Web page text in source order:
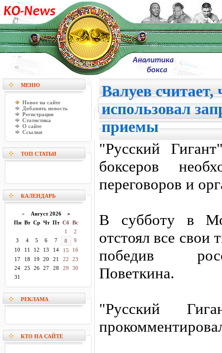
МЕНЮ
Новое на сайте
Добавить новость
Регистрация
Статистика
О сайте
Ссылки
ТОП СТАТЬИ
КАЛЕНДАРЬ
« Август 2026 »
Пн Вт Ср Чт Пт Сб Вс
1
2
3
4 5 6 7 8
9
10
11 12 13 14 15
16
17
18 19 20 21 22
23
24
25 26 27 28 29
30
31
РЕКЛАМА
КТО НА САЙТЕ
Валуев
использовал
приемы
"Русский
боксеров
переговоров и
В субботу в
отстоял все свои
победив
Поветкина.
"Русский